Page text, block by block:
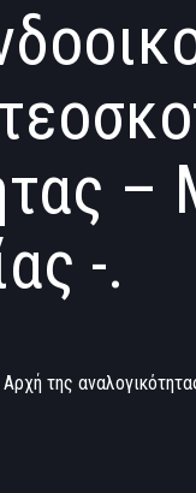
–
-.
της